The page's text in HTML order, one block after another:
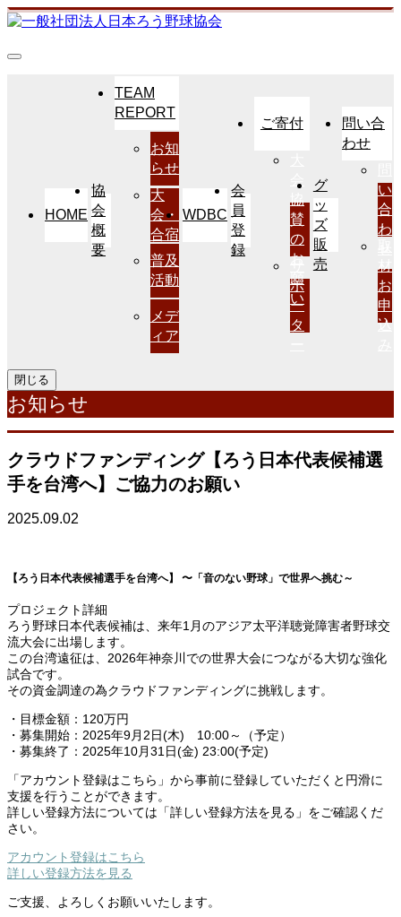
HOME
協
会
概
要
TEAM
REPORT
お知
らせ
大
会・
合宿
普及
活動
メデ
ィア
WDBC
会
員
登
録
ご寄付
協
賛
の
お
願
い
ポ
ー
タ
グ
ッ
ズ
販
売
問い合
わせ
い
合
わ
材
お
申
込
閉じる
お知らせ
クラウドファンディング【ろう日本代表候補選
手を台湾へ】ご協力のお願い
2025.09.02
【ろう日本代表候補選手を台湾へ】 〜「音のない野球」で世界へ挑む～
プロジェクト詳細
ろう野球日本代表候補は、来年1月のアジア太平洋聴覚障害者野球交
流大会に出場します。
この台湾遠征は、2026年神奈川での世界大会につながる大切な強化
試合です。
その資金調達の為クラウドファンディングに挑戦します。
・目標金額：120万円
・募集開始：2025年9月2日(木) 10:00～（予定）
・募集終了：2025年10月31日(金) 23:00(予定)
「アカウント登録はこちら」から事前に登録していただくと円滑に
支援を行うことができます。
詳しい登録方法については「詳しい登録方法を見る」をご確認くだ
さい。
アカウント登録はこちら
詳しい登録方法を見る
ご支援、よろしくお願いいたします。